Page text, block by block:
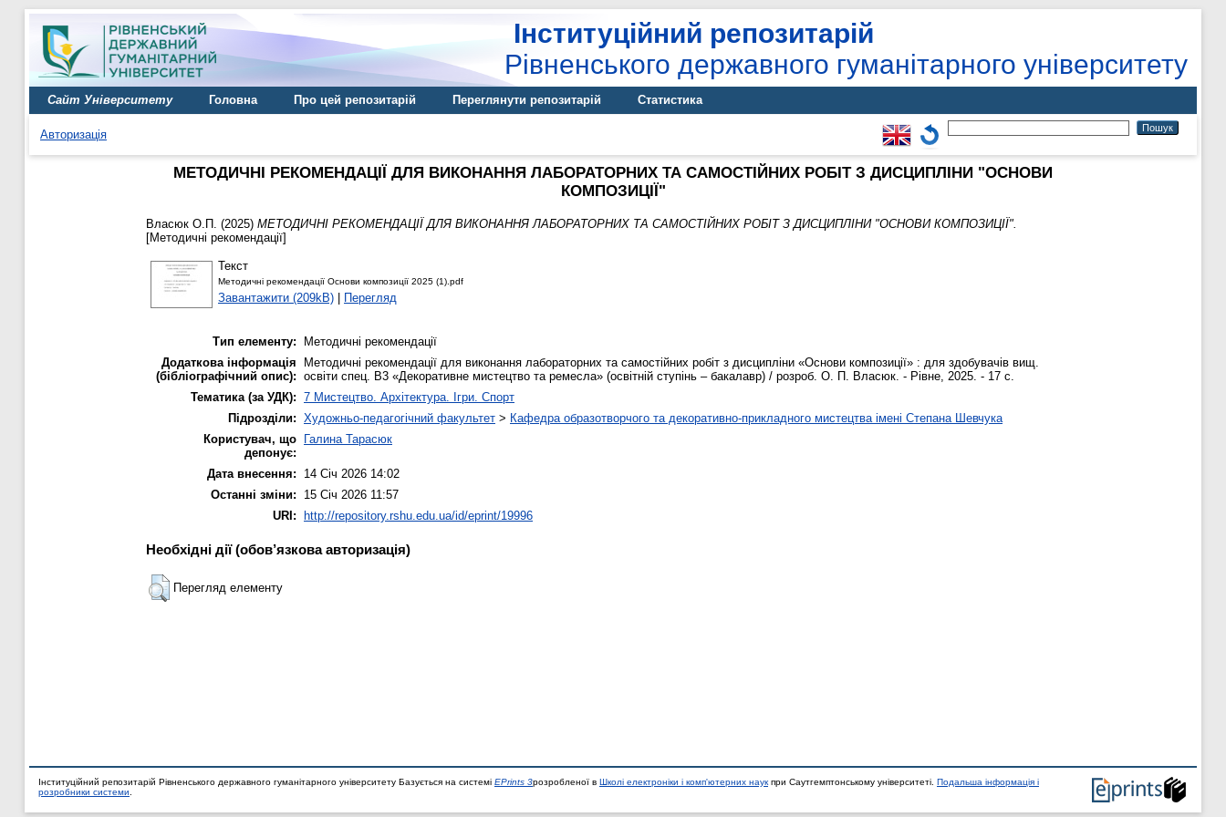
Інституційний репозитарій
Рівненського державного гуманітарного університету
Сайт Університету Головна Про цей репозитарій Переглянути репозитарій Статистика
Авторизація
МЕТОДИЧНІ РЕКОМЕНДАЦІЇ ДЛЯ ВИКОНАННЯ ЛАБОРАТОРНИХ ТА САМОСТІЙНИХ РОБІТ З ДИСЦИПЛІНИ "ОСНОВИ
КОМПОЗИЦІЇ"
Власюк О.П. (2025) МЕТОДИЧНІ РЕКОМЕНДАЦІЇ ДЛЯ ВИКОНАННЯ ЛАБОРАТОРНИХ ТА САМОСТІЙНИХ РОБІТ З ДИСЦИПЛІНИ "ОСНОВИ КОМПОЗИЦІЇ".
[Методичні рекомендації]
Текст
Методичні рекомендації Основи композиції 2025 (1).pdf
Завантажити (209kB) | Перегляд
Тип елементу:
Методичні рекомендації
Додаткова інформація
(бібліографічний опис):
Методичні рекомендації для виконання лабораторних та самостійних робіт з дисципліни «Основи композиції» : для здобувачів вищ.
освіти спец. В3 «Декоративне мистецтво та ремесла» (освітній ступінь – бакалавр) / розроб. О. П. Власюк. - Рівне, 2025. - 17 с.
Тематика (за УДК): 7 Мистецтво. Архітектура. Ігри. Спорт
Підрозділи: Художньо-педагогічний факультет > Кафедра образотворчого та декоративно-прикладного мистецтва імені Степана Шевчука
Користувач, що
депонує:
Галина Тарасюк
Дата внесення:
14 Січ 2026 14:02
Останні зміни:
15 Січ 2026 11:57
URI:
http://repository.rshu.edu.ua/id/eprint/19996
Необхідні дії (обов’язкова авторизація)
Перегляд елементу
Інституційний репозитарій Рівненського державного гуманітарного університету Базується на системі EPrints 3розробленої в Школі електроніки і комп'ютерних наук при Саутгемптонському університеті. Подальша інформація і
розробники системи